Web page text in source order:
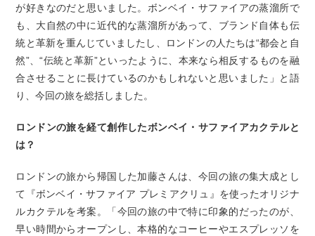
が好きなのだと思いました。ボンベイ・サファイアの蒸溜所で
も、大自然の中に近代的な蒸溜所があって、ブランド自体も伝
統と革新を重んじていましたし、ロンドンの人たちは“都会と自
然”、“伝統と革新”といったように、本来なら相反するものを融
合させることに長けているのかもしれないと思いました」と語
り、今回の旅を総括しました。
ロンドンの旅を経て創作したボンベイ・サファイアカクテルと
は？
ロンドンの旅から帰国した加藤さんは、今回の旅の集大成とし
て『ボンベイ・サファイア プレミアクリュ』を使ったオリジナ
ルカクテルを考案。「今回の旅の中で特に印象的だったのが、
早い時間からオープンし、本格的なコーヒーやエスプレッソを